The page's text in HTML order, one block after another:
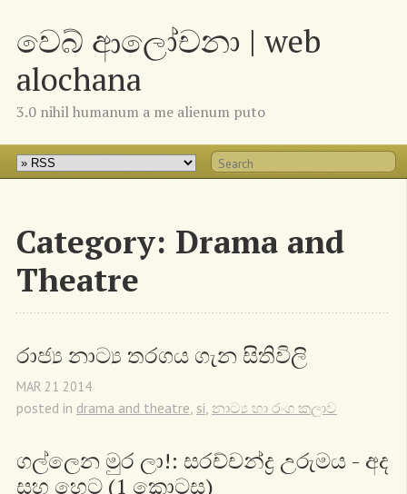
වෙබ් ආලෝචනා | web
alochana
3.0 nihil humanum a me alienum puto
Category: Drama and
Theatre
රාජ්‍ය නාට්‍ය තරගය ගැන සිතිවිලි
MAR 21 2014
posted in drama and theatre si නාට්‍ය හා රංග කලාව
ගල්ලෙන මුර ලා!: සරච්චන්ද්‍ර උරුමය - අද
සහ හෙට (1 කොටස)